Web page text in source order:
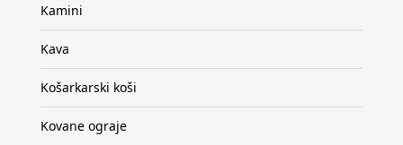
Kamini
Kava
Košarkarski koši
Kovane ograje